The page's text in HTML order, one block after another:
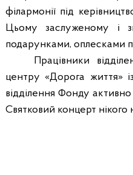
філармонії під
Цьому заслуженому і
подарунками, оплесками
Працівники
центру «Дорога життя»
відділення Фонду
Святковий концерт